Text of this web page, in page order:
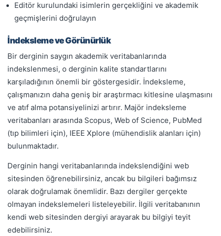
Editör kurulundaki isimlerin gerçekliğini ve akademik
geçmişlerini doğrulayın
İndeksleme ve Görünürlük
Bir derginin saygın akademik veritabanlarında
indekslenmesi, o derginin kalite standartlarını
karşıladığının önemli bir göstergesidir. İndeksleme,
çalışmanızın daha geniş bir araştırmacı kitlesine ulaşmasını
ve atıf alma potansiyelinizi artırır. Majör indeksleme
veritabanları arasında Scopus, Web of Science, PubMed
(tıp bilimleri için), IEEE Xplore (mühendislik alanları için)
bulunmaktadır.
Derginin hangi veritabanlarında indekslendiğini web
sitesinden öğrenebilirsiniz, ancak bu bilgileri bağımsız
olarak doğrulamak önemlidir. Bazı dergiler gerçekte
olmayan indekslemeleri listeleyebilir. İlgili veritabanının
kendi web sitesinden dergiyi arayarak bu bilgiyi teyit
edebilirsiniz.